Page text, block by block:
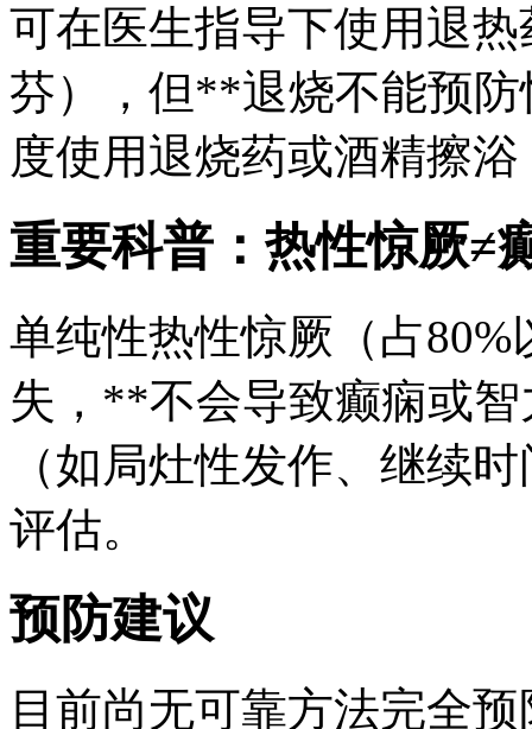
可在医生指导下使用退
芬），但**退烧不能预
度使用退烧药或酒精擦
重要科普：热性惊厥≠
单纯性热性惊厥（占
失，**不会导致癫痫或
（如局灶性发作、继续
评估。
预防建议
目前尚无可靠方法完全